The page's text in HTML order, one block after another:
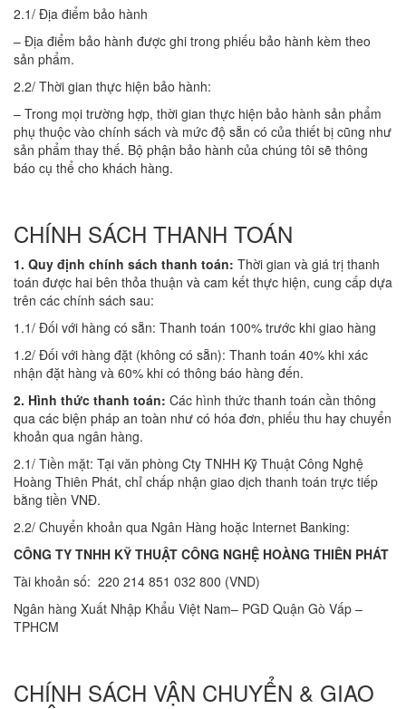
2.1/ Địa điểm bảo hành
– Địa điểm bảo hành được ghi trong phiếu bảo hành kèm theo
sản phẩm.
2.2/ Thời gian thực hiện bảo hành:
– Trong mọi trường hợp, thời gian thực hiện bảo hành sản phẩm
phụ thuộc vào chính sách và mức độ sẵn có của thiết bị cũng như
sản phẩm thay thế. Bộ phận bảo hành của chúng tôi sẽ thông
báo cụ thể cho khách hàng.
CHÍNH SÁCH THANH TOÁN
1. Quy định chính sách thanh toán: Thời gian và giá trị thanh
toán được hai bên thỏa thuận và cam kết thực hiện, cung cấp dựa
trên các chính sách sau:
1.1/ Đối với hàng có sẵn: Thanh toán 100% trước khi giao hàng
1.2/ Đối với hàng đặt (không có sẵn): Thanh toán 40% khi xác
nhận đặt hàng và 60% khi có thông báo hàng đến.
2. Hình thức thanh toán: Các hình thức thanh toán cần thông
qua các biện pháp an toàn như có hóa đơn, phiếu thu hay chuyển
khoản qua ngân hàng.
2.1/ Tiền mặt: Tại văn phòng Cty TNHH Kỹ Thuật Công Nghệ
Hoàng Thiên Phát, chỉ chấp nhận giao dịch thanh toán trực tiếp
bằng tiền VNĐ.
2.2/ Chuyển khoản qua Ngân Hàng hoặc Internet Banking:
CÔNG TY TNHH KỸ THUẬT CÔNG NGHỆ HOÀNG THIÊN PHÁT
Tài khoản số: 220 214 851 032 800 (VND)
Ngân hàng Xuất Nhập Khẩu Việt Nam– PGD Quận Gò Vấp –
TPHCM
CHÍNH SÁCH VẬN CHUYỂN & GIAO